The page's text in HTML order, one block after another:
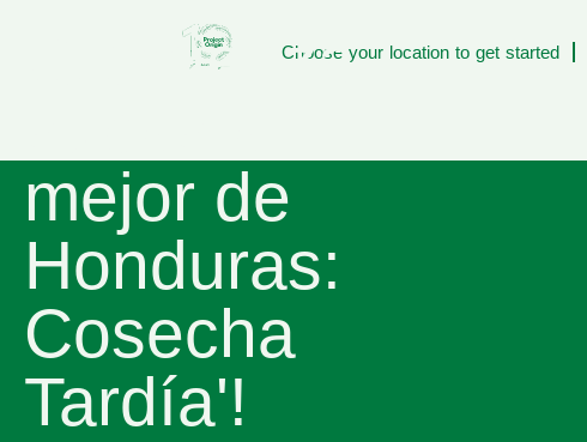
Choose your location to get started
¡Comienza
mejor de
Honduras:
Cosecha
Tardía'!